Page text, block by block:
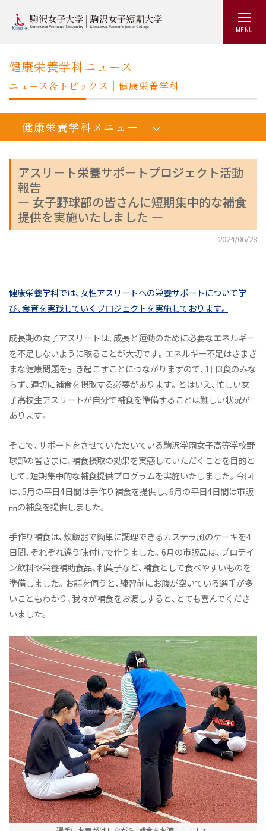
MENU
健康栄養学科ニュース
ニュース＆トピックス｜健康栄養学科
アスリート栄養サポートプロジェクト活動
報告
― 女子野球部の皆さんに短期集中的な補食
提供を実施いたしました ―
2024/06/28
健康栄養学科では、女性アスリートへの栄養サポートについて学
び、食育を実践していくプロジェクトを実施しております。
成長期の女子アスリートは、成長と運動のために必要なエネルギー
を不足しないように取ることが大切です。エネルギー不足はさまざ
まな健康問題を引き起こすことにつながりますので、1日3食のみな
らず、適切に補食を摂取する必要があります。とはいえ、忙しい女
子高校生アスリートが自分で補食を準備することは難しい状況が
あります。
そこで、サポートをさせていただいている駒沢学園女子高等学校野
球部の皆さまに、補食摂取の効果を実感していただくことを目的と
して、短期集中的な補食提供プログラムを実施いたしました。今回
は、5月の平日4日間は手作り補食を提供し、6月の平日4日間は市販
品の補食を提供しました。
手作り補食は、炊飯器で簡単に調理できるカステラ風のケーキを4
日間、それぞれ違う味付けで作りました。6月の市販品は、プロテイ
ン飲料や栄養補助食品、和菓子など、補食として食べやすいものを
準備しました。お話を伺うと、練習前にお腹が空いている選手が多
いこともわかり、我々が補食をお渡しすると、とても喜んでくださ
いました。
健康栄養学科メニュー
人間健康学健康栄養学科：トップ
学びの概要
カリキュラム
活躍するOGたち
教員紹介
施設紹介
アスリート栄養サポートプロジェクト
Active! Komajo Campus Life プロジェクト
健康栄養学科ニュース
健康と栄養にちょっといい話
オープンキャンパス（体験授業）